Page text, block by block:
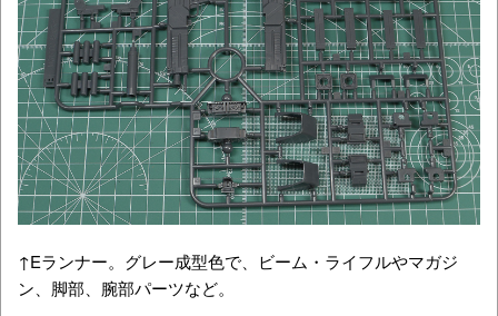
↑Eランナー。グレー成型色で、ビーム・ライフルやマガジ
ン、脚部、腕部パーツなど。